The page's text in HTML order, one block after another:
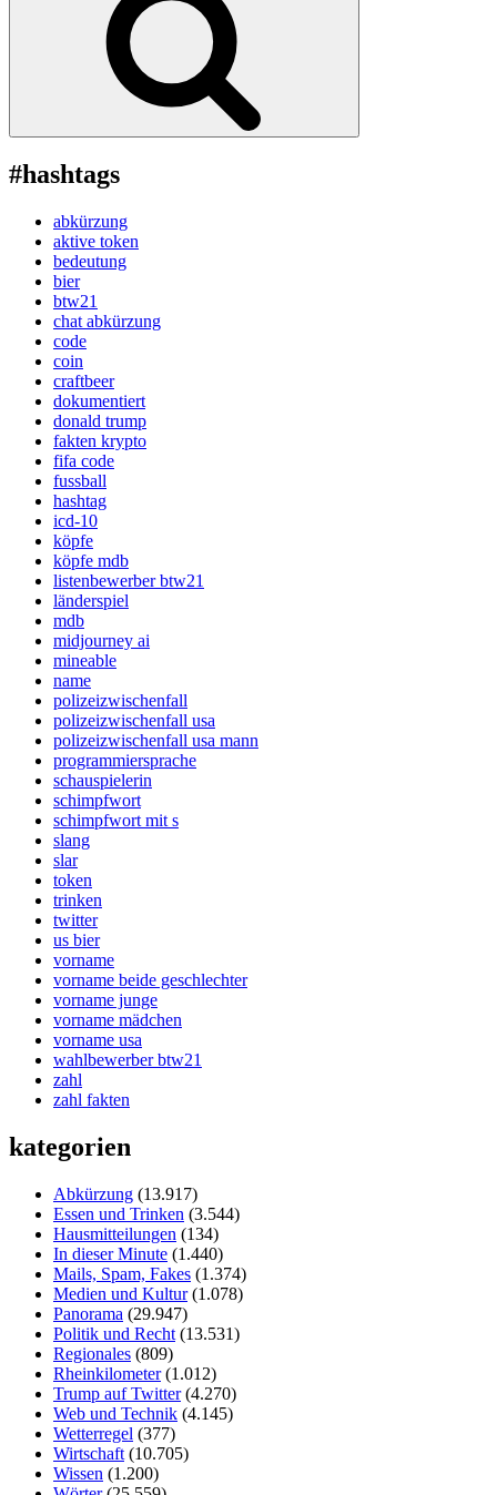
#hashtags
abkürzung
aktive token
bedeutung
bier
btw21
chat abkürzung
code
coin
craftbeer
dokumentiert
donald trump
fakten krypto
fifa code
fussball
hashtag
icd-10
köpfe
köpfe mdb
listenbewerber btw21
länderspiel
mdb
midjourney ai
mineable
name
polizeizwischenfall
polizeizwischenfall usa
polizeizwischenfall usa mann
programmiersprache
schauspielerin
schimpfwort
schimpfwort mit s
slang
slar
token
trinken
twitter
us bier
vorname
vorname beide geschlechter
vorname junge
vorname mädchen
vorname usa
wahlbewerber btw21
zahl
zahl fakten
kategorien
Abkürzung (13.917)
Essen und Trinken (3.544)
Hausmitteilungen (134)
In dieser Minute (1.440)
Mails, Spam, Fakes (1.374)
Medien und Kultur(1.078)
Panorama (29.947)
Politik und Recht (13.531)
Regionales (809)
Rheinkilometer(1.012)
Trump auf Twitter(4.270)
Web und Technik (4.145)
Wetterregel (377)
Wirtschaft (10.705)
Wissen (1.200)